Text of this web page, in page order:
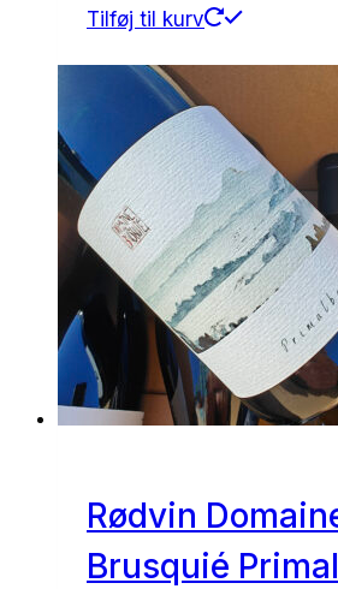
Tilføj til kurv
Rødvin
Brusquié